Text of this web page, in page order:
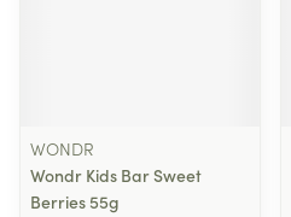
WONDR
Wondr Kids Bar Sweet
Berries 55g